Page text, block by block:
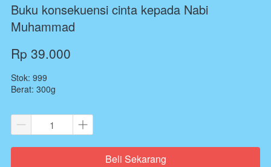
Buku konsekuensi cinta kepada Nabi
Muhammad
Rp 39.000
Stok: 999
Berat: 300g
`Beli Sekarang